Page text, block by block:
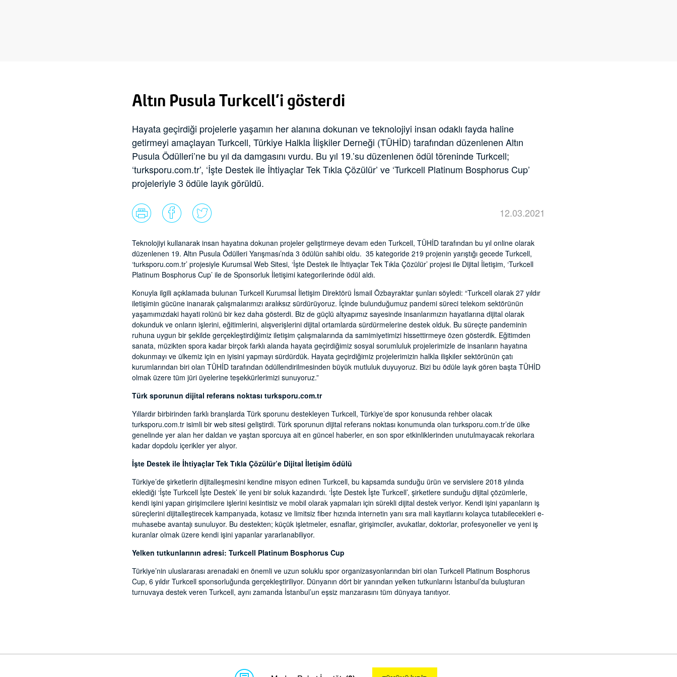
Altın Pusula Turkcell’i gösterdi
Hayata geçirdiği projelerle yaşamın her alanına dokunan ve teknolojiyi insan odaklı fayda haline
getirmeyi amaçlayan Turkcell, Türkiye Halkla İlişkiler Derneği (TÜHİD) tarafından düzenlenen Altın
Pusula Ödülleri’ne bu yıl da damgasını vurdu. Bu yıl 19.’su düzenlenen ödül töreninde Turkcell;
‘turksporu.com.tr’, ‘İşte Destek ile İhtiyaçlar Tek Tıkla Çözülür’ ve ‘Turkcell Platinum Bosphorus Cup’
projeleriyle 3 ödüle layık görüldü.
12.03.2021
Teknolojiyi kullanarak insan hayatına dokunan projeler geliştirmeye devam eden Turkcell, TÜHİD tarafından bu yıl online olarak
düzenlenen 19. Altın Pusula Ödülleri Yarışması’nda 3 ödülün sahibi oldu. 35 kategoride 219 projenin yarıştığı gecede Turkcell,
‘turksporu.com.tr’ projesiyle Kurumsal Web Sitesi, ‘İşte Destek ile İhtiyaçlar Tek Tıkla Çözülür’ projesi ile Dijital İletişim, ‘Turkcell
Platinum Bosphorus Cup’ ile de Sponsorluk İletişimi kategorilerinde ödül aldı.
Konuyla ilgili açıklamada bulunan Turkcell Kurumsal İletişim Direktörü İsmail Özbayraktar şunları söyledi: “Turkcell olarak 27 yıldır
iletişimin gücüne inanarak çalışmalarımızı aralıksız sürdürüyoruz. İçinde bulunduğumuz pandemi süreci telekom sektörünün
yaşamımızdaki hayati rolünü bir kez daha gösterdi. Biz de güçlü altyapımız sayesinde insanlarımızın hayatlarına dijital olarak
dokunduk ve onların işlerini, eğitimlerini, alışverişlerini dijital ortamlarda sürdürmelerine destek olduk. Bu süreçte pandeminin
ruhuna uygun bir şekilde gerçekleştirdiğimiz iletişim çalışmalarında da samimiyetimizi hissettirmeye özen gösterdik. Eğitimden
sanata, müzikten spora kadar birçok farklı alanda hayata geçirdiğimiz sosyal sorumluluk projelerimizle de insanların hayatına
dokunmayı ve ülkemiz için en iyisini yapmayı sürdürdük. Hayata geçirdiğimiz projelerimizin halkla ilişkiler sektörünün çatı
kurumlarından biri olan TÜHİD tarafından ödüllendirilmesinden büyük mutluluk duyuyoruz. Bizi bu ödüle layık gören başta TÜHİD
olmak üzere tüm jüri üyelerine teşekkürlerimizi sunuyoruz.”
Türk sporunun dijital referans noktası turksporu.com.tr
Yıllardır birbirinden farklı branşlarda Türk sporunu destekleyen Turkcell, Türkiye’de spor konusunda rehber olacak
turksporu.com.tr isimli bir web sitesi geliştirdi. Türk sporunun dijital referans noktası konumunda olan turksporu.com.tr’de ülke
genelinde yer alan her daldan ve yaştan sporcuya ait en güncel haberler, en son spor etkinliklerinden unutulmayacak rekorlara
kadar dopdolu içerikler yer alıyor.
İşte Destek ile İhtiyaçlar Tek Tıkla Çözülür’e Dijital İletişim ödülü
Türkiye’de şirketlerin dijitalleşmesini kendine misyon edinen Turkcell, bu kapsamda sunduğu ürün ve servislere 2018 yılında
eklediği ‘İşte Turkcell İşte Destek’ ile yeni bir soluk kazandırdı. ‘İşte Destek İşte Turkcell’, şirketlere sunduğu dijital çözümlerle,
kendi işini yapan girişimcilere işlerini kesintisiz ve mobil olarak yapmaları için sürekli dijital destek veriyor. Kendi işini yapanların iş
süreçlerini dijitalleştirecek kampanyada, kotasız ve limitsiz fiber hızında internetin yanı sıra mali kayıtlarını kolayca tutabilecekleri e-
muhasebe avantajı sunuluyor. Bu destekten; küçük işletmeler, esnaflar, girişimciler, avukatlar, doktorlar, profesyoneller ve yeni iş
kuranlar olmak üzere kendi işini yapanlar yararlanabiliyor.
Yelken tutkunlarının adresi: Turkcell Platinum Bosphorus Cup
Türkiye’nin uluslararası arenadaki en önemli ve uzun soluklu spor organizasyonlarından biri olan Turkcell Platinum Bosphorus
Cup, 6 yıldır Turkcell sponsorluğunda gerçekleştiriliyor. Dünyanın dört bir yanından yelken tutkunlarını İstanbul’da buluşturan
turnuvaya destek veren Turkcell, aynı zamanda İstanbul’un eşsiz manzarasını tüm dünyaya tanıtıyor.